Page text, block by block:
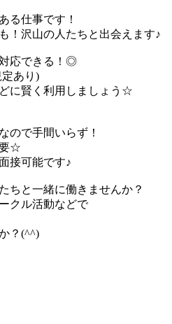
る仕事です！
！沢山の人たちと出会えます♪
応できる！◎
あり)
に賢く利用しましょう☆
ので手間いらず！
要☆
接可能です♪
ちと一緒に働きませんか？
クル活動などで
？(^^)